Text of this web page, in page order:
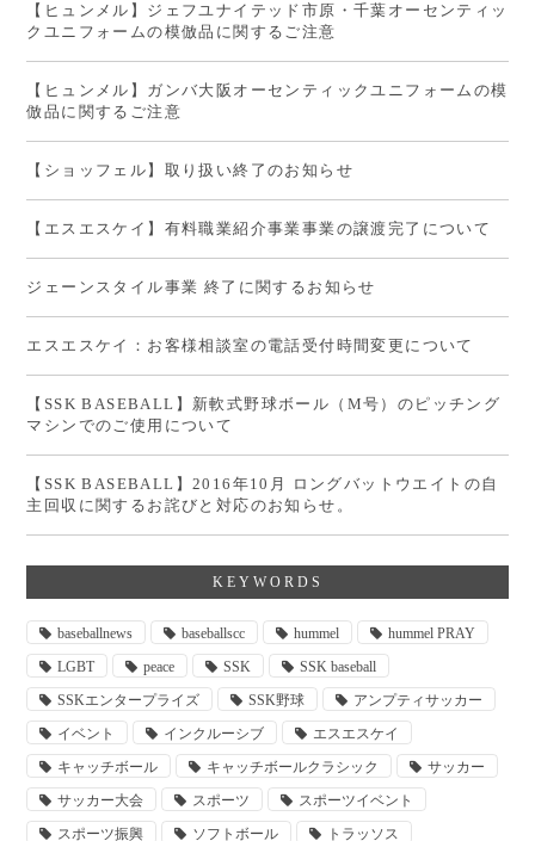
【ヒュンメル】ジェフユナイテッド市原・千葉オーセンティッ
クユニフォームの模倣品に関するご注意
【ヒュンメル】ガンバ大阪オーセンティックユニフォームの模
倣品に関するご注意
【ショッフェル】取り扱い終了のお知らせ
【エスエスケイ】有料職業紹介事業事業の譲渡完了について
ジェーンスタイル事業 終了に関するお知らせ
エスエスケイ：お客様相談室の電話受付時間変更について
【SSK BASEBALL】新軟式野球ボール（M号）のピッチング
マシンでのご使用について
【SSK BASEBALL】2016年10月 ロングバットウエイトの自
主回収に関するお詫びと対応のお知らせ。
KEYWORDS
baseballnews baseballscc hummel
hummel PRAY
LGBT
peace SSK
SSK baseball
SSKエンタープライズ
SSK野球
アンプティサッカー
イベント
インクルーシブ
エスエスケイ
キャッチボール
キャッチボールクラシック
サッカー
サッカー大会
スポーツ
スポーツイベント
スポーツ振興
ソフトボール
トラッソス